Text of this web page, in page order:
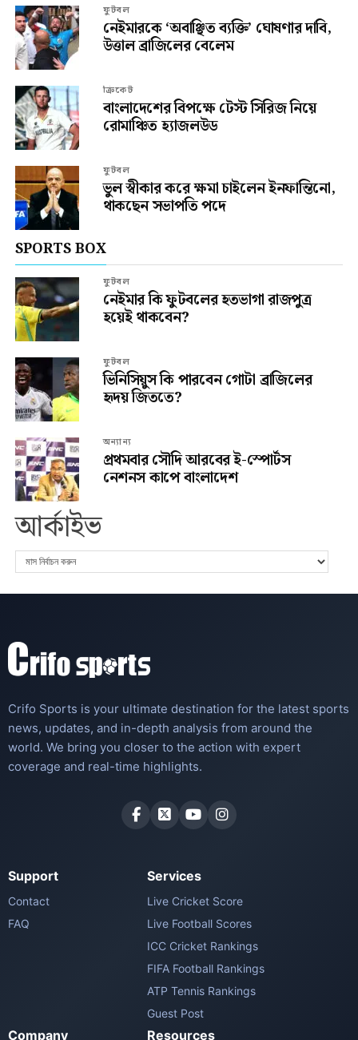
ফুটবল
নেইমারকে ‘অবাঞ্ছিত ব্যক্তি’ ঘোষণার দাবি,
উত্তাল ব্রাজিলের বেলেম
ক্রিকেট
বাংলাদেশের বিপক্ষে টেস্ট সিরিজ নিয়ে
রোমাঞ্চিত হ্যাজলউড
ফুটবল
ভুল স্বীকার করে ক্ষমা চাইলেন ইনফান্তিনো,
থাকছেন সভাপতি পদে
SPORTS BOX
ফুটবল
নেইমার কি ফুটবলের হতভাগা রাজপুত্র
হয়েই থাকবেন?
ফুটবল
ভিনিসিয়ুস কি পারবেন গোটা ব্রাজিলের
হৃদয় জিততে?
অন্যান্য
প্রথমবার সৌদি আরবের ই-স্পোর্টস
নেশনস কাপে বাংলাদেশ
আর্কাইভ
Crifo Sports is your ultimate destination for the latest sports
news, updates, and in-depth analysis from around the
world. We bring you closer to the action with expert
coverage and real-time highlights.
Support
Contact
FAQ
Services
Live Cricket Score
Live Football Scores
ICC Cricket Rankings
FIFA Football Rankings
ATP Tennis Rankings
Guest Post
Company Resources